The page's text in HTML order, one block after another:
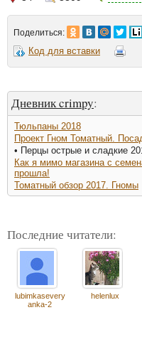
Поделиться:
Код для вставки
Дневник crimpy:
Тюльпаны 2018
Проект Гном Томатный.
• Перцы острые и сладкие
Как я мимо магазина с
прошла!
Томатный обзор 2017. Гномы
Последние читатели:
lubimkasevery
anka-2
helenlux